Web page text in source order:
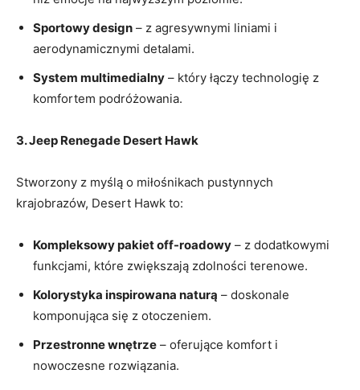
Sportowy design – z agresywnymi liniami i
aerodynamicznymi detalami.
System multimedialny – który łączy technologię z
komfortem podróżowania.
3. Jeep Renegade Desert Hawk
Stworzony z myślą o miłośnikach pustynnych
krajobrazów, Desert Hawk to:
Kompleksowy pakiet off-roadowy – z dodatkowymi
funkcjami, które zwiększają zdolności terenowe.
Kolorystyka inspirowana naturą – doskonale
komponująca się z otoczeniem.
Przestronne wnętrze – oferujące komfort i
nowoczesne rozwiązania.